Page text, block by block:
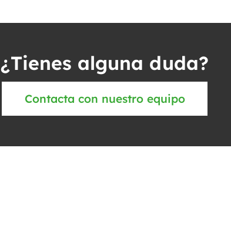
¿Tienes alguna duda?
Contacta con nuestro equipo